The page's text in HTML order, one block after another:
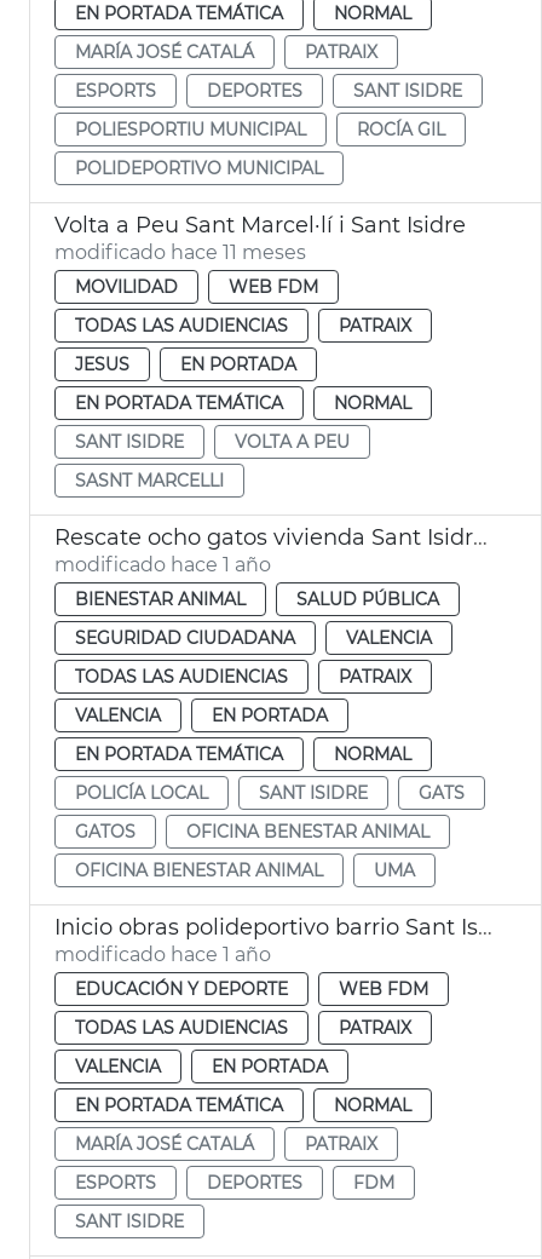
EN PORTADA TEMÁTICA
NORMAL
MARÍA JOSÉ CATALÁ
PATRAIX
ESPORTS
DEPORTES
SANT ISIDRE
POLIESPORTIU MUNICIPAL
ROCÍA GIL
POLIDEPORTIVO MUNICIPAL
Volta a Peu Sant Marcel·lí i Sant Isidre
modificado hace 11 meses
MOVILIDAD
WEB FDM
TODAS LAS AUDIENCIAS
PATRAIX
JESUS
EN PORTADA
EN PORTADA TEMÁTICA
NORMAL
SANT ISIDRE
VOLTA A PEU
SASNT MARCELLI
Rescate ocho gatos vivienda Sant Isidre València
modificado hace 1 año
BIENESTAR ANIMAL
SALUD PÚBLICA
SEGURIDAD CIUDADANA
VALENCIA
TODAS LAS AUDIENCIAS
PATRAIX
VALENCIA
EN PORTADA
EN PORTADA TEMÁTICA
NORMAL
POLICÍA LOCAL
SANT ISIDRE
GATS
GATOS
OFICINA BENESTAR ANIMAL
OFICINA BIENESTAR ANIMAL
UMA
Inicio obras polideportivo barrio Sant Isidre València
modificado hace 1 año
EDUCACIÓN Y DEPORTE
WEB FDM
TODAS LAS AUDIENCIAS
PATRAIX
VALENCIA
EN PORTADA
EN PORTADA TEMÁTICA
NORMAL
MARÍA JOSÉ CATALÁ
PATRAIX
ESPORTS
DEPORTES
FDM
SANT ISIDRE